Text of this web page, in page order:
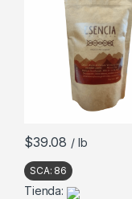
$39.08 / lb
SCA: 86
Tienda: